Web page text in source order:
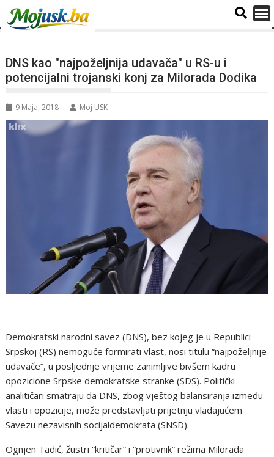
DNS kao "najpoželjnija udavača" u RS-u i
potencijalni trojanski konj za Milorada Dodika
9 Maja, 2018 Moj USK
Demokratski narodni savez (DNS), bez kojeg je u Republici
Srpskoj (RS) nemoguće formirati vlast, nosi titulu “najpoželjnije
udavače”, u posljednje vrijeme zanimljive bivšem kadru
opozicione Srpske demokratske stranke (SDS). Politički
analitičari smatraju da DNS, zbog vještog balansiranja između
vlasti i opozicije, može predstavljati prijetnju vladajućem
Savezu nezavisnih socijaldemokrata (SNSD).
Ognjen Tadić, žustri “kritičar” i “protivnik” režima Milorada